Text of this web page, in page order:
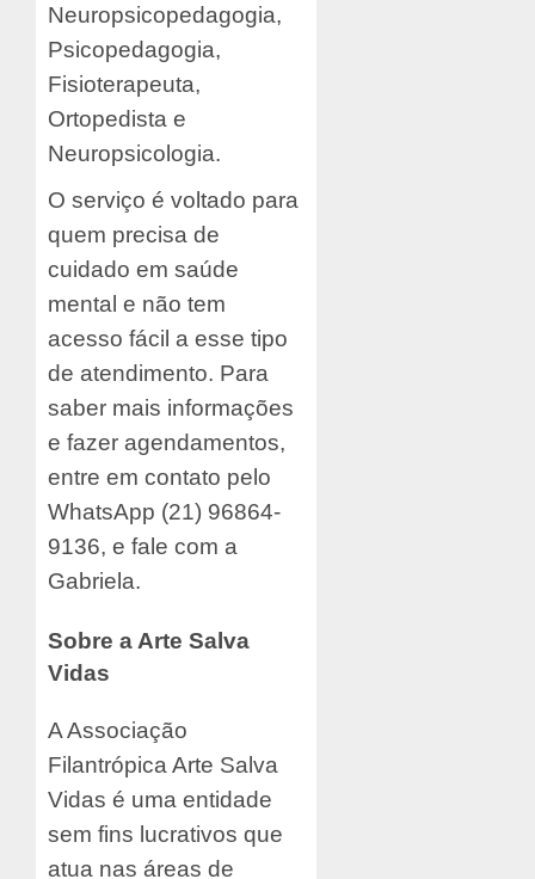
Neuropsicopedagogia,
Psicopedagogia,
Fisioterapeuta,
Ortopedista e
Neuropsicologia.
O serviço é voltado para
quem precisa de
cuidado em saúde
mental e não tem
acesso fácil a esse tipo
de atendimento. Para
saber mais informações
e fazer agendamentos,
entre em contato pelo
WhatsApp (21) 96864-
9136, e fale com a
Gabriela.
Sobre a Arte Salva
Vidas
A Associação
Filantrópica Arte Salva
Vidas é uma entidade
sem fins lucrativos que
atua nas áreas de